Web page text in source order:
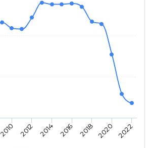
2010 2012 2014 2016 2018 2020 2022